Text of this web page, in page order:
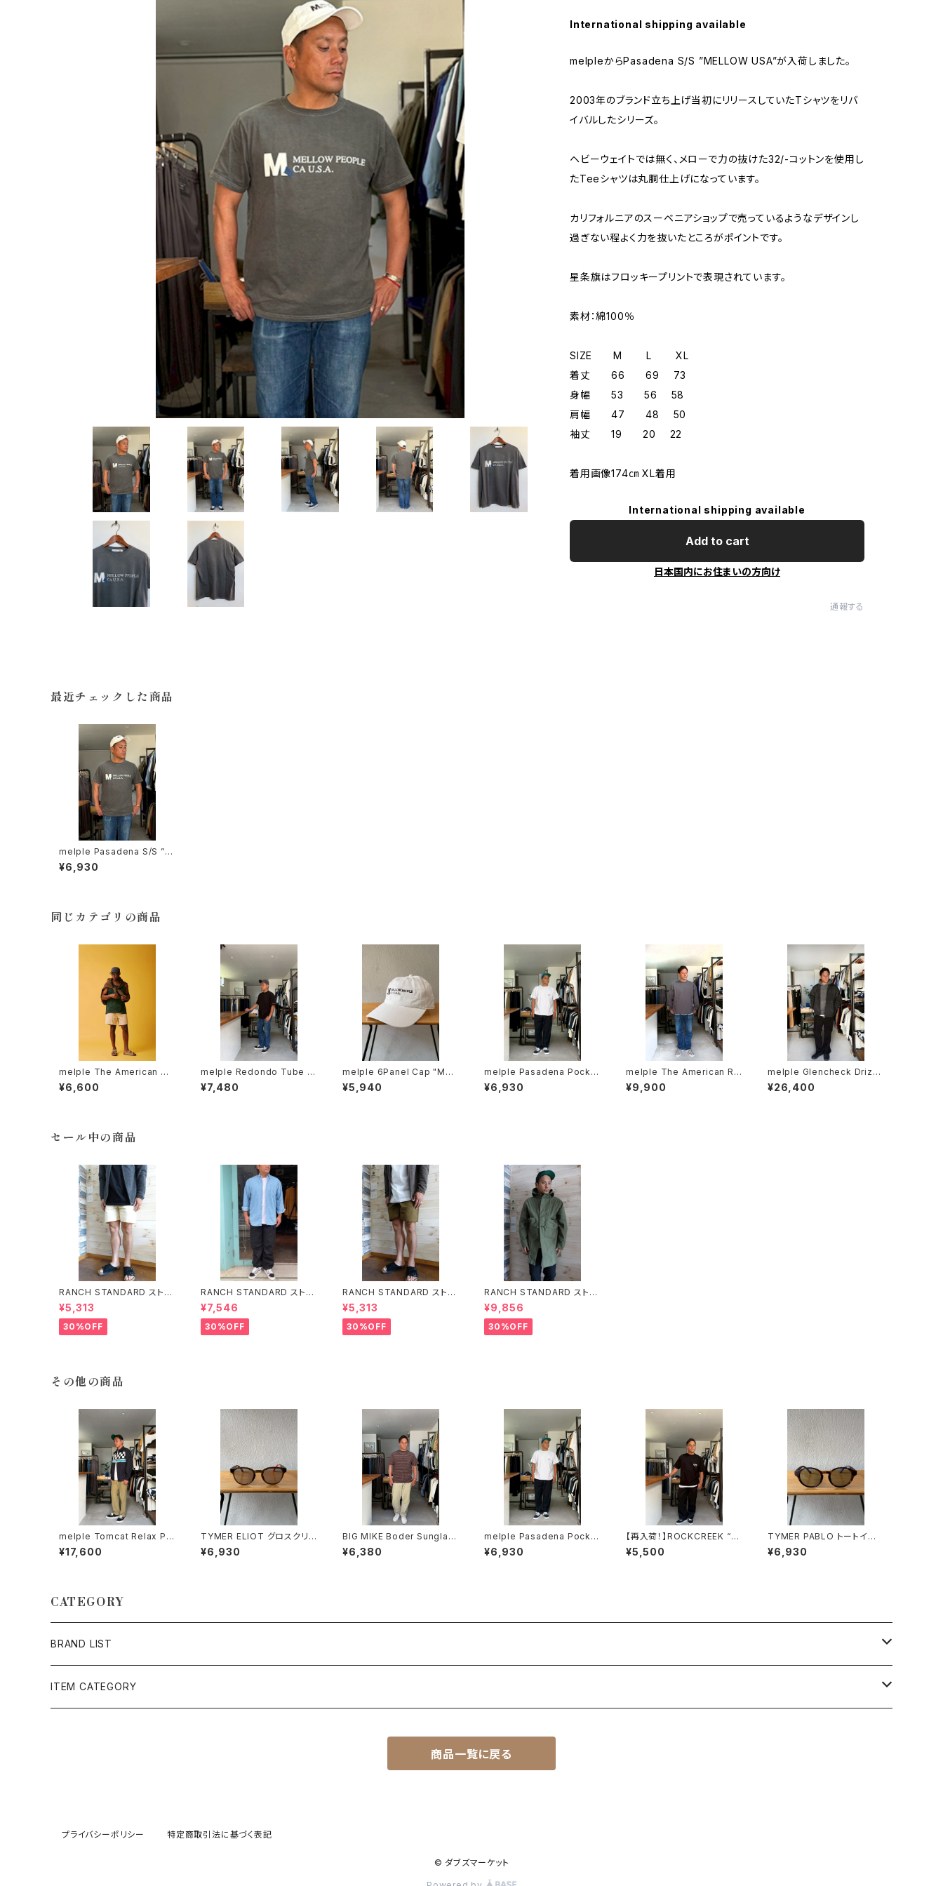
International shipping available
melpleからPasadena S/S ”MELLOW USA”が入荷しました。
2003年のブランド立ち上げ当初にリリースしていたTシャツをリバ
イバルしたシリーズ。
ヘビーウェイトでは無く、メローで力の抜けた32/-コットンを使用し
たTeeシャツは丸胴仕上げになっています。
カリフォルニアのスーベニアショップで売っているようなデザインし
過ぎない程よく力を抜いたところがポイントです。
星条旗はフロッキープリントで表現されています。
素材：綿100％
SIZE M L XL
着丈 66 69 73
身幅 53 56 58
肩幅 47 48 50
袖丈 19 20 22
着用画像174㎝ XL着用
International shipping available
Add to cart
日本国内にお住まいの方向け
通報する
最近チェックした商品
melple Pasadena S/S ”M
ELLOW USA” Black
¥6,930
同じカテゴリの商品
melple The American Th
ermal Tanktop 2color メ
イプル
¥6,600
melple Redondo Tube S/
S Black メイプル
¥7,480
melple 6Panel Cap "MEL
¥5,940
melple Pasadena Pocket
S/S（Venice） Ash メイプル
¥6,930
melple The American Rin
ger L/S メイプル アメリカン
リンガーロングスリーブ Char
¥9,900
melple Glencheck Drizzl
er Jacket メイプル
¥26,400
セール中の商品
RANCH STANDARD ストレ
ッチライトツイルベイカーショ
ーツ ランチスタンダード ECR
U
¥5,313
30%OFF
RANCH STANDARD ストレ
ッチツイルM-51トラウザー ラ
ンチスタンダード BLACK
¥7,546
30%OFF
RANCH STANDARD ストレ
ッチライトツイルベイカーショ
ーツ ランチスタンダード LIG
HT BROWN
¥5,313
30%OFF
RANCH STANDARD ストレ
ッチツイルルーズフィットM-51
フィールドコート ランチスタン
ダード OLIVE
¥9,856
30%OFF
その他の商品
melple Tomcat Relax Pa
nts Khaki メイプル トムキャ
ット リラックスパンツ カーキ
¥17,600
TYMER ELIOT グロスクリア
ブラウン ライトグレー サング
ラス
¥6,930
BIG MIKE Boder Sunglas
ses Pocket S/S Tee BRN
×NVY ビッグマイク
¥6,380
melple Pasadena Pocket
S/S（Venice） Ash メイプル
¥6,930
【再入荷！】ROCKCREEK “P
acific State of Mind” US
AコットンTシャツ BLACK ロ
¥5,500
TYMER PABLO トートイス
ライトグリーン サングラス
¥6,930
CATEGORY
BRAND LIST
AMERICAN NEEDLE
ITEM CATEGORY
商品一覧に戻る
プライバシーポリシー 特定商取引法に基づく表記
© ダブズマーケット